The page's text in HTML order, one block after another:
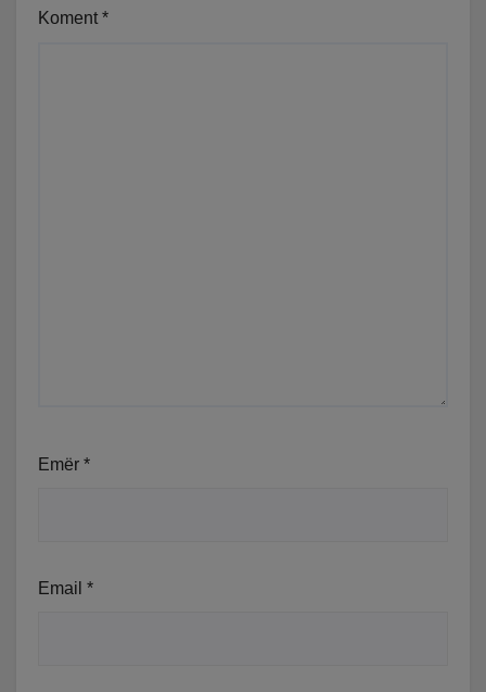
Koment*
Emër *
Email *